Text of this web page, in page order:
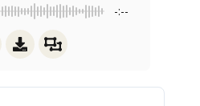
-:--